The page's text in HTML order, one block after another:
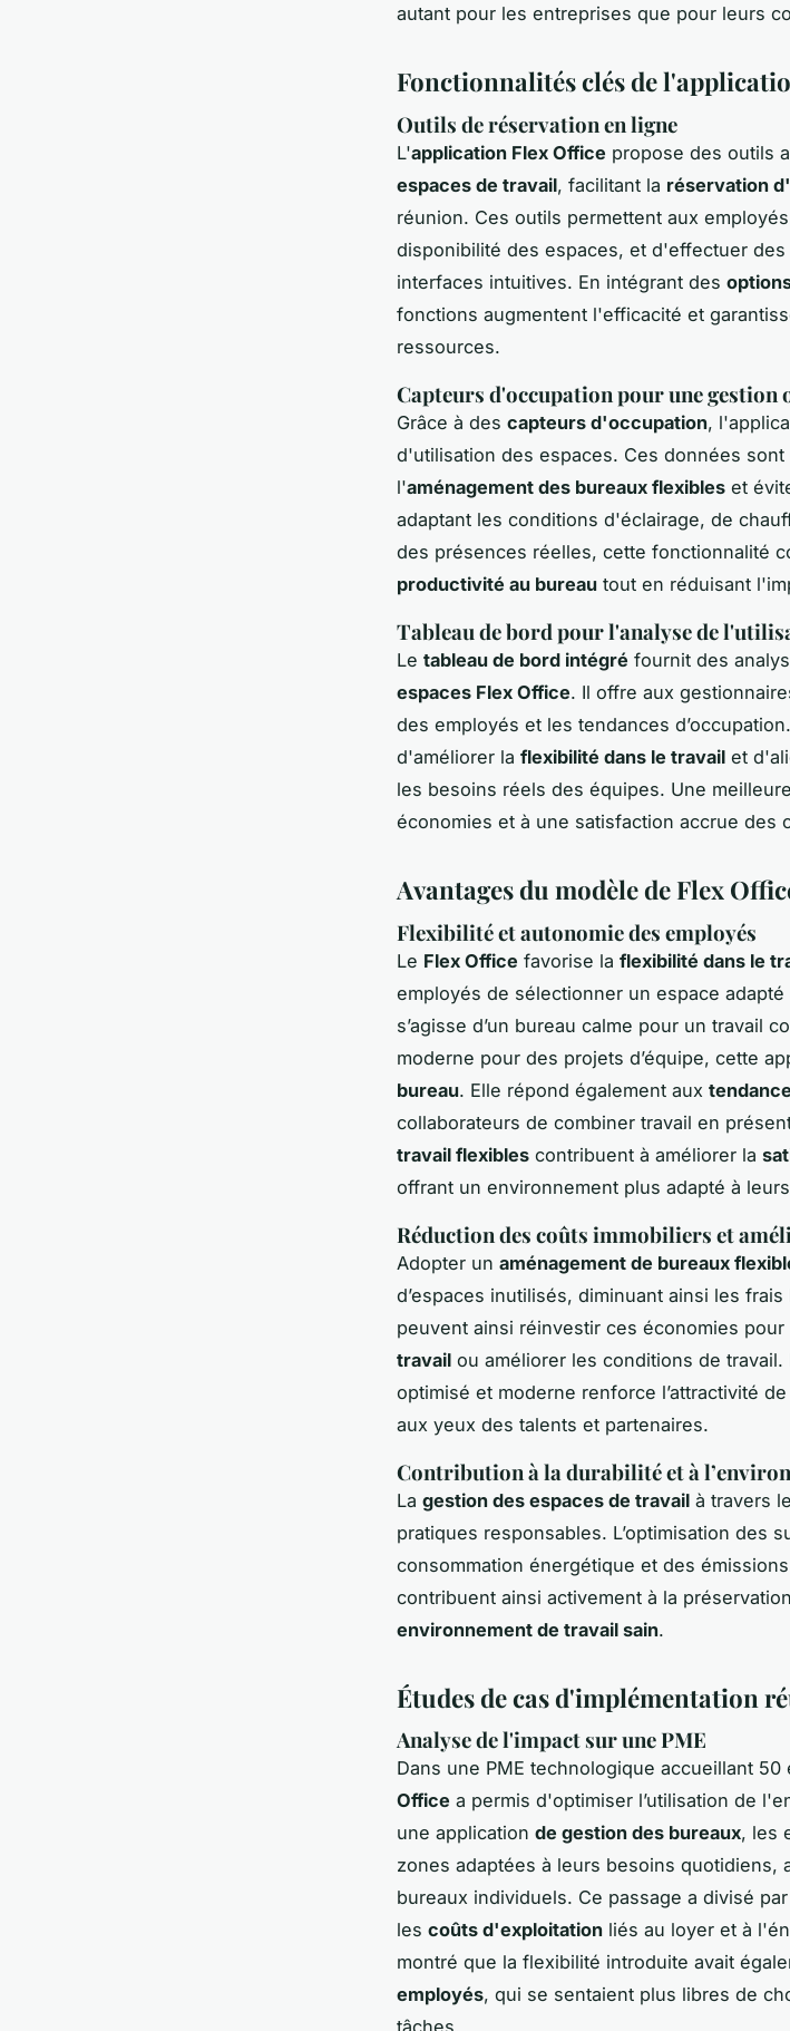
autant pour les entreprises que pour leurs
Fonctionnalités clés de
Outils de réservation en ligne
L'application Flex Office propose des outils
espaces de travail, facilitant la réservation
réunion. Ces outils permettent aux
disponibilité des espaces, et d'effectuer
interfaces intuitives. En intégrant des
fonctions augmentent l'efficacité et
ressources.
Capteurs d'occupation pour une gestion
Grâce à des capteurs d'occupation,
d'utilisation des espaces. Ces données
l'aménagement des bureaux flexibles et
adaptant les conditions d'éclairage, de
des présences réelles, cette fonctionnalité
productivité au bureau tout en réduisant
Tableau de bord pour l'analyse de
Le tableau de bord intégré fournit des
espaces Flex Office. Il offre aux
des employés et les tendances
d'améliorer la flexibilité dans le travail et
les besoins réels des équipes. Une
économies et à une satisfaction accrue des
Avantages du modèle de Flex
Flexibilité et autonomie des employés
Le Flex Office favorise la flexibilité dans le
employés de sélectionner un espace
s’agisse d’un bureau calme pour un travail
moderne pour des projets d’équipe, cette
bureau. Elle répond également aux
collaborateurs de combiner travail en
travail flexibles contribuent à améliorer la
offrant un environnement plus adapté à
Réduction des coûts immobiliers et
Adopter un aménagement de bureaux
d’espaces inutilisés, diminuant ainsi les
peuvent ainsi réinvestir ces économies
travail ou améliorer les conditions de
optimisé et moderne renforce l’attractivité
aux yeux des talents et partenaires.
Contribution à la durabilité et à
La gestion des espaces de travail à travers le
pratiques responsables. L’optimisation des
consommation énergétique et des
contribuent ainsi activement à la
environnement de travail sain.
Études de cas d'implémentation
Analyse de l'impact sur une PME
Dans une PME technologique accueillant
Office a permis d'optimiser l’utilisation de
une application de gestion des bureaux, les
zones adaptées à leurs besoins quotidiens,
bureaux individuels. Ce passage a divisé
les coûts d'exploitation liés au loyer et à
montré que la flexibilité introduite avait
employés, qui se sentaient plus libres de